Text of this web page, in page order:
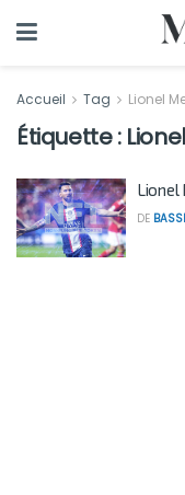
Accueil Tag Lionel
Étiquette :
Lionel
DE